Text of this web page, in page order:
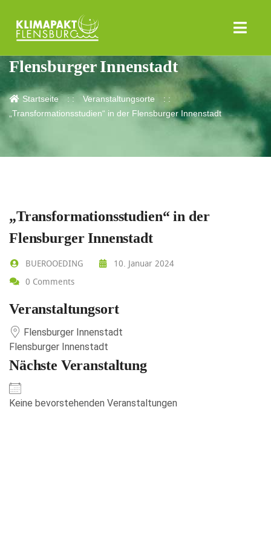
„Transformationsstudien“ in der
Flensburger Innenstadt
Startseite
Veranstaltungsorte
„Transformationsstudien“ in der Flensburger Innenstadt
„Transformationsstudien“ in der
Flensburger Innenstadt
BUEROOEDING
10. Januar 2024
0 Comments
Veranstaltungsort
Flensburger Innenstadt
Flensburger Innenstadt
Nächste Veranstaltung
Keine bevorstehenden Veranstaltungen